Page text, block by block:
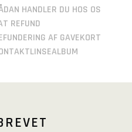
HANDLER DU HOS OS
REFUND
AF GAVEKORT